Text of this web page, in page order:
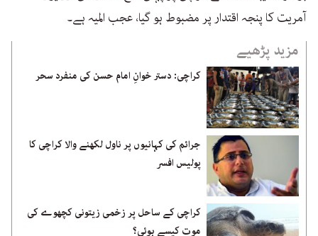
آمریت کا پنجہ اقتدار پر مضبوط ہو گیا، عجب المیہ ہے۔
مزید پڑھیے
کراچی: دستر خوانِ امام حسن کی منفرد سحر
جرائم کی کہانیوں پر ناول لکھنے والا کراچی کا
پولیس افسر
کراچی کے ساحل پر زخمی زیتونی کچھوے کی
موت کیسے ہوئی؟